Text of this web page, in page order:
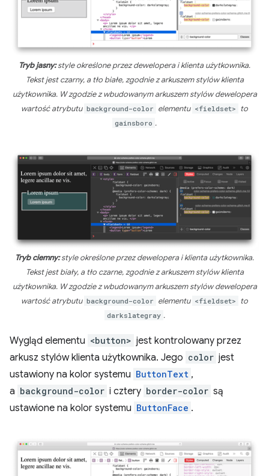
Tryb jasny:style określone przez dewelopera i klienta użytkownika.
Tekst jest czarny, a tło białe, zgodnie z arkuszem stylów klienta
użytkownika. W zgodzie z wbudowanym arkuszem stylów dewelopera
wartość atrybutu background-color elementu <fieldset> to
gainsboro .
Tryb ciemny:style określone przez dewelopera i klienta użytkownika.
Tekst jest biały, a tło czarne, zgodnie z arkuszem stylów klienta
użytkownika. W zgodzie z wbudowanym arkuszem stylów dewelopera
wartość atrybutu background-color elementu <fieldset> to
darkslategray .
Wygląd elementu <button> jest kontrolowany przez
arkusz stylów klienta użytkownika. Jego color jest
ustawiony na kolor systemu ButtonText ,
a background-color i cztery border-color są
ustawione na kolor systemu ButtonFace .